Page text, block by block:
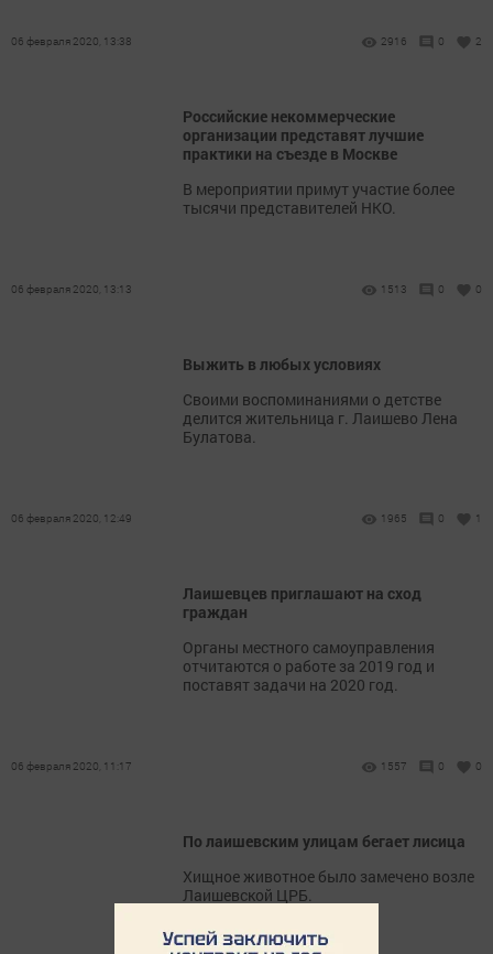
06 февраля 2020, 13:38 2916 0 2
Российские некоммерческие
организации представят лучшие
практики на съезде в Москве
В мероприятии примут участие более
тысячи представителей НКО.
06 февраля 2020, 13:13 1513 0 0
Выжить в любых условиях
Своими воспоминаниями о детстве
делится жительница г. Лаишево Лена
Булатова.
06 февраля 2020, 12:49 1965 0 1
Лаишевцев приглашают на сход
граждан
Органы местного самоуправления
отчитаются о работе за 2019 год и
поставят задачи на 2020 год.
06 февраля 2020, 11:17 1557 0 0
По лаишевским улицам бегает лисица
Хищное животное было замечено возле
Лаишевской ЦРБ.